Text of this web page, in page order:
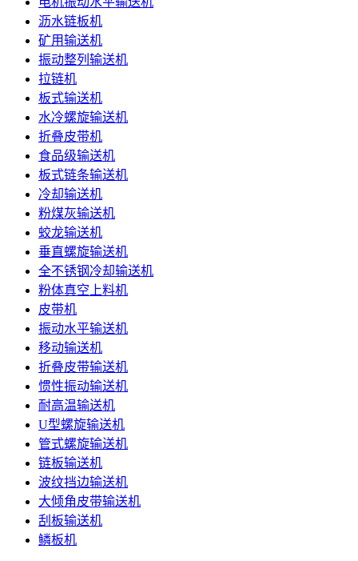
沥水链板机
矿用输送机
振动整列输送机
拉链机
板式输送机
水冷螺旋输送机
折叠皮带机
食品级输送机
板式链条输送机
冷却输送机
粉煤灰输送机
蛟龙输送机
垂直螺旋输送机
全不锈钢冷却输送机
粉体真空上料机
皮带机
振动水平输送机
移动输送机
折叠皮带输送机
惯性振动输送机
耐高温输送机
U型螺旋输送机
管式螺旋输送机
链板输送机
波纹挡边输送机
大倾角皮带输送机
刮板输送机
鳞板机